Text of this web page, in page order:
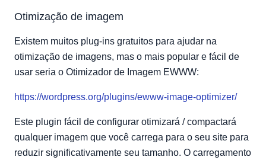
Otimização de imagem
Existem muitos plug-ins gratuitos para ajudar na
otimização de imagens, mas o mais popular e fácil de
usar seria o Otimizador de Imagem EWWW:
https://wordpress.org/plugins/ewww-image-optimizer/
Este plugin fácil de configurar otimizará / compactará
qualquer imagem que você carrega para o seu site para
reduzir significativamente seu tamanho. O carregamento